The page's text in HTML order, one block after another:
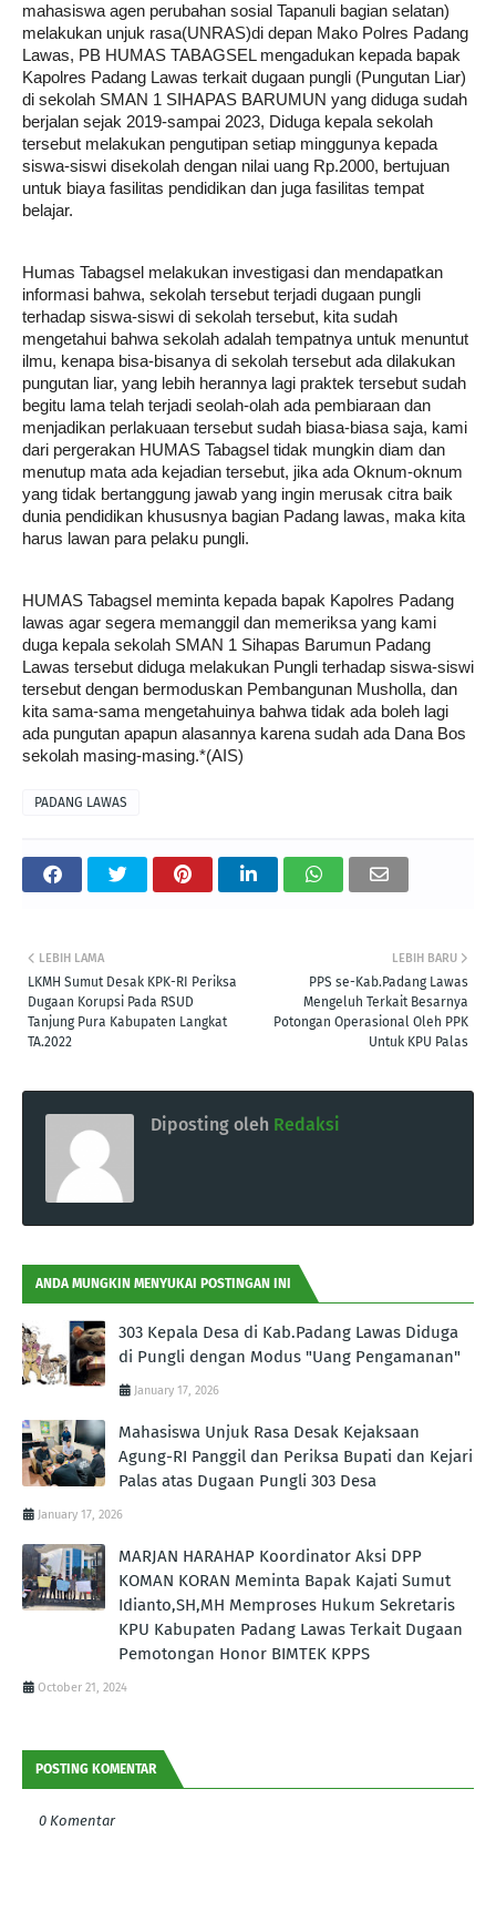
mahasiswa agen perubahan sosial Tapanuli bagian selatan)
melakukan unjuk rasa(UNRAS)di depan Mako Polres Padang
Lawas, PB HUMAS TABAGSEL mengadukan kepada bapak
Kapolres Padang Lawas terkait dugaan pungli (Pungutan Liar)
di sekolah SMAN 1 SIHAPAS BARUMUN yang diduga sudah
berjalan sejak 2019-sampai 2023, Diduga kepala sekolah
tersebut melakukan pengutipan setiap minggunya kepada
siswa-siswi disekolah dengan nilai uang Rp.2000, bertujuan
untuk biaya fasilitas pendidikan dan juga fasilitas tempat
belajar.
Humas Tabagsel melakukan investigasi dan mendapatkan
informasi bahwa, sekolah tersebut terjadi dugaan pungli
terhadap siswa-siswi di sekolah tersebut, kita sudah
mengetahui bahwa sekolah adalah tempatnya untuk menuntut
ilmu, kenapa bisa-bisanya di sekolah tersebut ada dilakukan
pungutan liar, yang lebih herannya lagi praktek tersebut sudah
begitu lama telah terjadi seolah-olah ada pembiaraan dan
menjadikan perlakuaan tersebut sudah biasa-biasa saja, kami
dari pergerakan HUMAS Tabagsel tidak mungkin diam dan
menutup mata ada kejadian tersebut, jika ada Oknum-oknum
yang tidak bertanggung jawab yang ingin merusak citra baik
dunia pendidikan khususnya bagian Padang lawas, maka kita
harus lawan para pelaku pungli.
HUMAS Tabagsel meminta kepada bapak Kapolres Padang
lawas agar segera memanggil dan memeriksa yang kami
duga kepala sekolah SMAN 1 Sihapas Barumun Padang
Lawas tersebut diduga melakukan Pungli terhadap siswa-siswi
tersebut dengan bermoduskan Pembangunan Musholla, dan
kita sama-sama mengetahuinya bahwa tidak ada boleh lagi
ada pungutan apapun alasannya karena sudah ada Dana Bos
sekolah masing-masing.*(AIS)
PADANG LAWAS
LEBIH BARU
PPS se-Kab.Padang Lawas
Mengeluh Terkait Besarnya
Potongan Operasional Oleh PPK
Untuk KPU Palas
LEBIH LAMA
LKMH Sumut Desak KPK-RI Periksa
Dugaan Korupsi Pada RSUD
Tanjung Pura Kabupaten Langkat
TA.2022
Diposting oleh Redaksi
ANDA MUNGKIN MENYUKAI POSTINGAN INI
303 Kepala Desa di Kab.Padang Lawas Diduga
di Pungli dengan Modus "Uang Pengamanan"
January 17, 2026
Mahasiswa Unjuk Rasa Desak Kejaksaan
Agung-RI Panggil dan Periksa Bupati dan Kejari
Palas atas Dugaan Pungli 303 Desa
January 17, 2026
MARJAN HARAHAP Koordinator Aksi DPP
KOMAN KORAN Meminta Bapak Kajati Sumut
Idianto,SH,MH Memproses Hukum Sekretaris
KPU Kabupaten Padang Lawas Terkait Dugaan
Pemotongan Honor BIMTEK KPPS
October 21, 2024
POSTING KOMENTAR
0 Komentar